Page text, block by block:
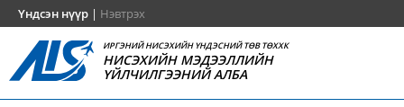
Үндсэн нүүр | Нэвтрэх
ИРГЭНИЙ НИСЭХИЙН ҮНДЭСНИЙ ТӨВ ТӨХХК
НИСЭХИЙН МЭДЭЭЛЛИЙН
ҮЙЛЧИЛГЭЭНИЙ АЛБА